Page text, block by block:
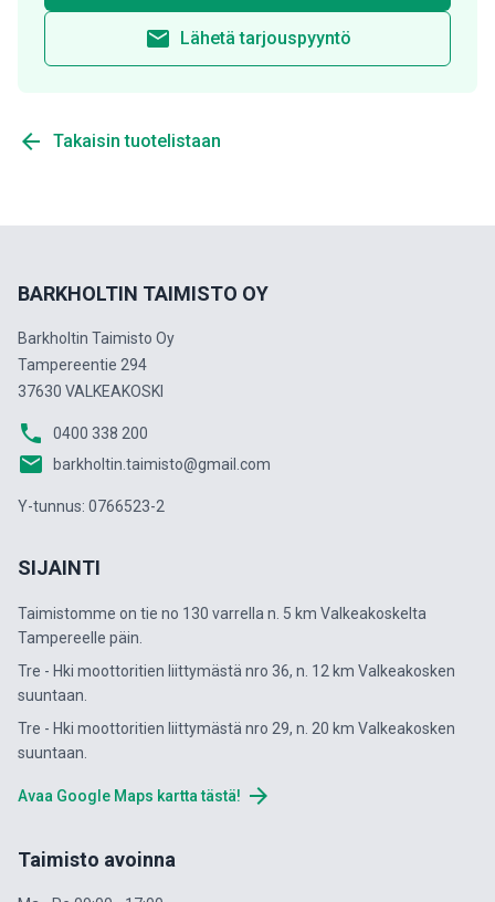
email Lähetä tarjouspyyntö
arrow_back Takaisin tuotelistaan
BARKHOLTIN TAIMISTO OY
Barkholtin Taimisto Oy
Tampereentie 294
37630 VALKEAKOSKI
phone 0400 338 200
email barkholtin.taimisto@gmail.com
Y-tunnus: 0766523-2
SIJAINTI
Taimistomme on tie no 130 varrella n. 5 km Valkeakoskelta
Tampereelle päin.
Tre - Hki moottoritien liittymästä nro 36, n. 12 km Valkeakosken
suuntaan.
Tre - Hki moottoritien liittymästä nro 29, n. 20 km Valkeakosken
suuntaan.
Avaa Google Maps kartta tästä! arrow_forward
Taimisto avoinna